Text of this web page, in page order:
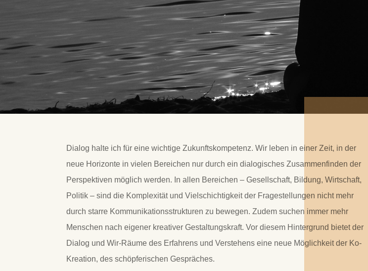
Dialog halte ich für eine wichtige Zukunftskompetenz. Wir leben in einer Zeit, in der
neue Horizonte in vielen Bereichen nur durch ein dialogisches Zusammenfinden der
Perspektiven möglich werden. In allen Bereichen – Gesellschaft, Bildung, Wirtschaft,
Politik – sind die Komplexität und Vielschichtigkeit der Fragestellungen nicht mehr
durch starre Kommunikationsstrukturen zu bewegen. Zudem suchen immer mehr
Menschen nach eigener kreativer Gestaltungskraft. Vor diesem Hintergrund bietet der
Dialog und Wir-Räume des Erfahrens und Verstehens eine neue Möglichkeit der Ko-
Kreation, des schöpferischen Gespräches.